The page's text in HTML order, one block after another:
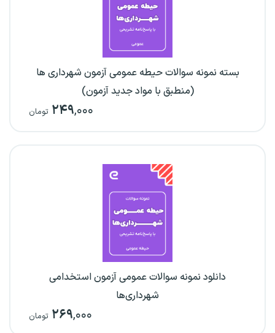
بسته نمونه سوالات حیطه عمومی آزمون شهرداری ها
(منطبق با مواد جدید آزمون)
۲۴۹,۰۰۰ تومان
دانلود نمونه سوالات عمومی آزمون استخدامی
شهرداری‌ها
۲۶۹,۰۰۰ تومان